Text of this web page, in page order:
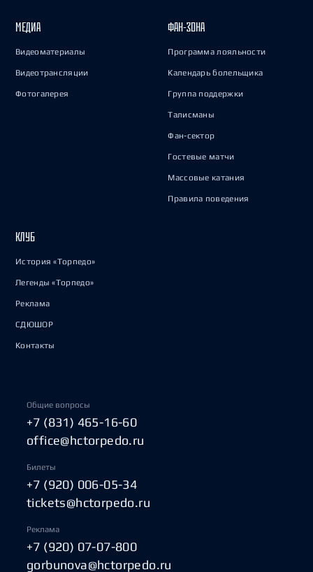
МЕДИА
Видеоматериалы
Видеотрансляции
Фотогалерея
ФАН-ЗОНА
Программа лояльности
Календарь болельщика
Группа поддержки
Талисманы
Фан-сектор
Гостевые матчи
Массовые катания
Правила поведения
КЛУБ
История «Торпедо»
Легенды «Торпедо»
Реклама
СДЮШОР
Контакты
Общие вопросы
+7 (831) 465-16-60
office@hctorpedo.ru
Билеты
+7 (920) 006-05-34
tickets@hctorpedo.ru
Реклама
+7 (920) 07-07-800
gorbunova@hctorpedo.ru